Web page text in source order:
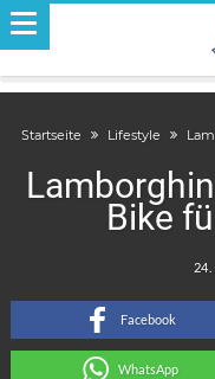
Startseite Lifestyle
Bike
Facebook
WhatsApp